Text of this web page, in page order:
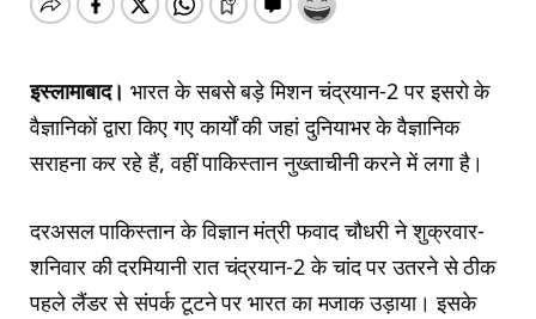
इस्लामाबाद। भारत के सबसे बड़े मिशन चंद्रयान-2 पर इसरो के
वैज्ञानिकों द्वारा किए गए कार्यों की जहां दुनियाभर के वैज्ञानिक
सराहना कर रहे हैं, वहीं पाकिस्तान नुख्ताचीनी करने में लगा है।
दरअसल पाकिस्तान के विज्ञान मंत्री फवाद चौधरी ने शुक्रवार-
शनिवार की दरमियानी रात चंद्रयान-2 के चांद पर उतरने से ठीक
पहले लैंडर से संपर्क टूटने पर भारत का मजाक उड़ाया। इसके